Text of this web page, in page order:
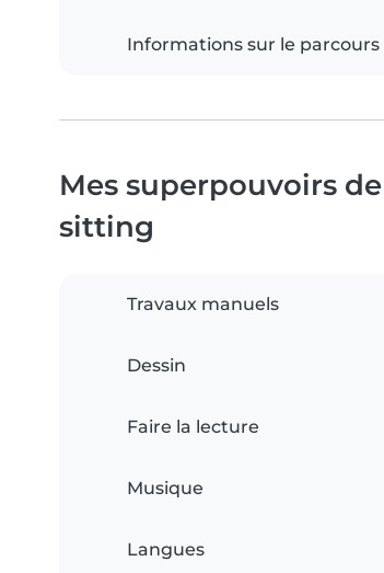
Informations sur le
Mes superpouvoirs
sitting
Travaux manuels
Dessin
Faire la lecture
Musique
Langues